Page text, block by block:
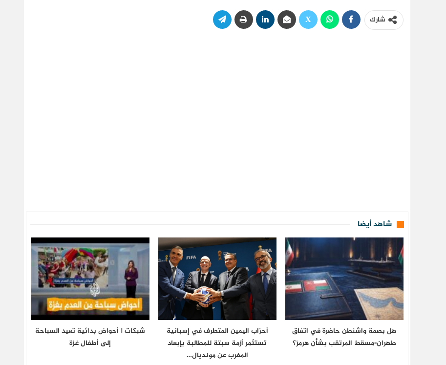
شارك
شاهد أيضا
هل بصمة واشنطن حاضرة في اتفاق
طهران-مسقط المرتقب بشأن هرمز؟
أحزاب اليمين المتطرف في إسبانية
تستثمر أزمة سبتة للمطالبة بإبعاد
المغرب عن مونديال…
شبكات | أحواض بدائية تعيد السباحة
إلى أطفال غزة